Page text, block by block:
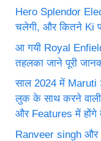
Hero Splendor
चलेगी, और कितने Ki
आ गयी Royal
तहलका जाने पूरी
साल 2024 में
लुक के साथ करने
और Features में होंगे
Ranveer singh और